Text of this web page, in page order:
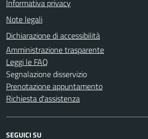
Informativa privacy
Note legali
Dichiarazione di accessibilità
Amministrazione trasparente
Leggi le FAQ
Segnalazione disservizio
Prenotazione appuntamento
Richiesta d'assistenza
SEGUICI SU